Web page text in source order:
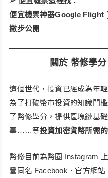
便宜機票神器Google Flight
撇步公開
關於 幣修學
這個世代，投資已經成為年
為了打破幣市投資的知識門
了幣修學分，提供區塊鏈基
事……等投資加密貨幣所需
幣修目前為幣圈 Instagram
營同名 Facebook、官方網